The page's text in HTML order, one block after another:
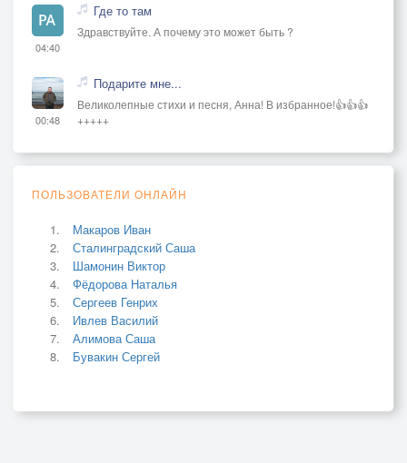
04:40
Где то там
Здравствуйте. А почему это может быть ?
00:48
Подарите мне...
Великолепные стихи и песня, Анна! В избранное!👍👍👍
+++++
ПОЛЬЗОВАТЕЛИ ОНЛАЙН
Макаров Иван
Сталинградский Саша
Шамонин Виктор
Фёдорова Наталья
Сергеев Генрих
Ивлев Василий
Алимова Саша
Бувакин Сергей